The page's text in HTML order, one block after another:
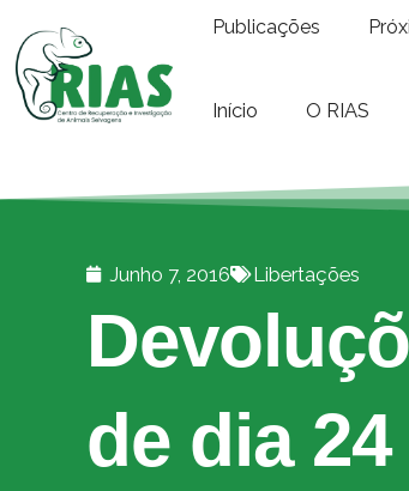
Publicações
Início O RIAS
Junho 7, 2016 Libertações
de dia